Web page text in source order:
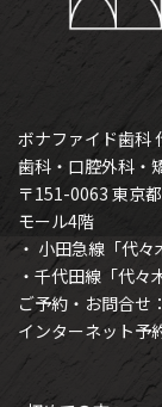
ボナファイド歯科
歯科・口腔外科・
〒151-0063 東京
モール4階
・ 小田急線「代
・千代田線「代
ご予約・お問合せ：
インターネット予